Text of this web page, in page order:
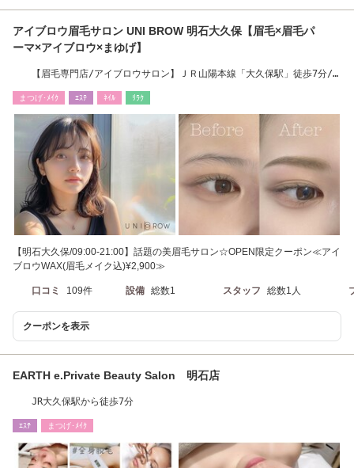
アイブロウ眉毛サロン UNI BROW 明石大久保【眉毛×眉毛パ
ーマ×アイブロウ×まゆげ】
【眉毛専門店/アイブロウサロン】ＪＲ山陽本線「大久保駅」徒歩7分/
まつげ･ﾒｲｸ ｴｽﾃ ﾈｲﾙ ﾘﾗｸ
【明石大久保/09:00-21:00】話題の美眉毛サロン☆OPEN限定クーポン≪アイ
ブロウWAX(眉毛メイク込)¥2,900≫
口コミ 109件 設備 総数1 スタッフ 総数1人
クーポンを表示
EARTH e.Private Beauty Salon 明石店
JR大久保駅から徒歩7分
ｴｽﾃ まつげ･ﾒｲｸ